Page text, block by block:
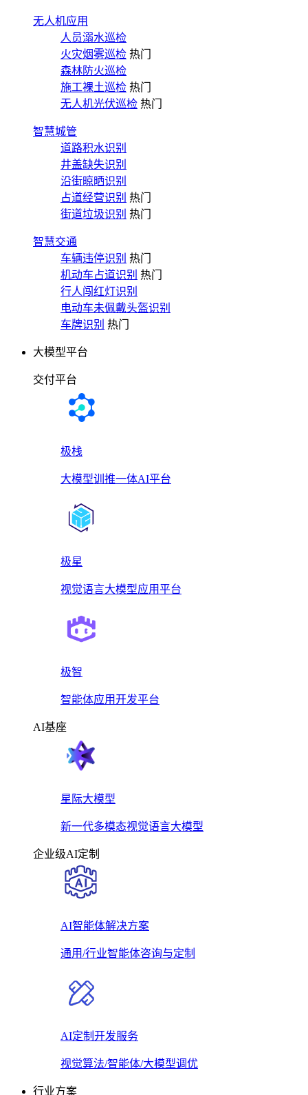
无人机应用
人员溺水巡检
火灾烟雾巡检 热门
森林防火巡检
施工裸土巡检 热门
无人机光伏巡检 热门
智慧城管
道路积水识别
井盖缺失识别
沿街晾晒识别
占道经营识别 热门
街道垃圾识别 热门
智慧交通
车辆违停识别 热门
机动车占道识别 热门
行人闯红灯识别
电动车未佩戴头盔识别
车牌识别 热门
大模型平台
交付平台
极栈
大模型训推一体AI平台
极星
视觉语言大模型应用平台
极智
智能体应用开发平台
AI基座
星际大模型
新一代多模态视觉语言大模型
企业级AI定制
AI智能体解决方案
通用/行业智能体咨询与定制
AI定制开发服务
视觉算法/智能体/大模型调优
行业方案